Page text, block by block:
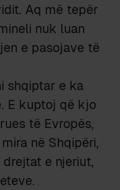
Aq më tepër
nuk luan
e pasojave të
shqiptar e ka
E kuptoj që kjo
të Evropës,
në Shqipëri,
e njeriut,